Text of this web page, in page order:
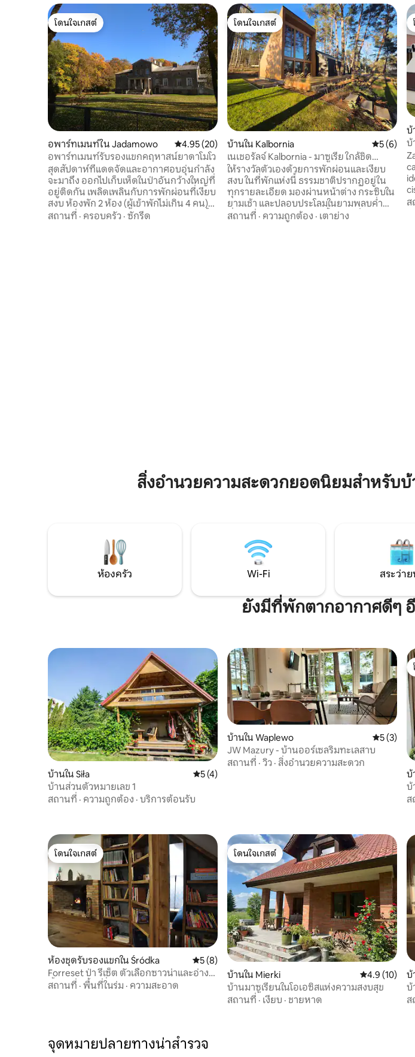
โดนใจเกสต์
โดนใจเกสต์
อพาร์ทเมนท์ใน Jadamowo คะแนนเฉลี่ย 4.95 จาก 5, 20 รีวิว
4.95 (20)
อพาร์ทเมนท์รับรองแขกคฤหาสน์ยาดาโมโว
สุดสัปดาห์ที่แดดจัดและอากาศอบอุ่นกำลัง
จะมาถึง ออกไปเก็บเห็ดในป่าอันกว้างใหญ่ที่
อยู่ติดกัน เพลิดเพลินกับการพักผ่อนที่เงียบ
สงบ ห้องพัก 2 ห้อง (ผู้เข้าพักไม่เกิน 4 คน)
ในปีกของบ้านเก่าริมทะเลสาบมิลโน ห้องน้ำ
สถานที่ · ครอบครัว · ซักรีด
โดนใจเกสต์
โดนใจเกสต์
บ้านใน Kalbornia คะแนนเฉลี่
5 (6)
เนเชอรัลจ์ Kalbornia - มาซูเรีย ใกล้ชิด
ธรรมชาติ
ให้รางวัลตัวเองด้วยการพักผ่อนและเงียบ
สงบ ในที่พักแห่งนี้ ธรรมชาติปรากฏอยู่ใน
ทุกรายละเอียด มองผ่านหน้าต่าง กระซิบใน
ยามเช้า และปลอบประโลมในยามพลบค่ำ
ที่พักล้อมรอบด้วยป่าสน ตั้งอยู่ริมฝั่ง
ทะเลสาบดอมโบรวาเวียลกา ซึ่งเป็นส่วนหนึ่ง
สถานที่ · ความถูกต้อง · เตาย่าง
บ้
บ้
ส
สิ่งอำนวยความสะดวกยอดนิยมสำหรับบ้
ห้องครัว Wi-Fi สระว่าย
ยังมีที่พักตากอากาศดีๆ อี
บ้านใน Siła คะแนนเฉลี่ย 5 จาก 5, 4 รีวิว
5 (4)
บ้านส่วนตัวหมายเลข 1
สถานที่ · ความถูกต้อง · บริการต้อนรับ
บ้านใน Waplewo คะแนนเฉ
5 (3)
JW Mazury - บ้านออร์เซลริมทะเลสาบ
สถานที่ · วิว · สิ่งอำนวยความสะดวก
บ้
บ้
ส
โดนใจเกสต์
โดนใจเกสต์
ห้องชุดรับรองแขกใน Śródka คะแนนเฉลี่ย 5 จาก 5, 8 รีวิว
5 (8)
Forreset ป่า รีเซ็ต ตัวเลือกซาวน่าและอ่าง
น้ำร้อน/จากุซซี่
สถานที่ · พื้นที่ในร่ม · ความสะอาด
โดนใจเกสต์
โดนใจเกสต์
บ้านใน Mierki คะแนนเฉลี่ย
4.9 (10)
บ้านมาซูเรียนในโอเอซิสแห่งความสงบสุข
สถานที่ · เงียบ · ชายหาด
บ้
บ้
ส
จุดหมายปลายทางน่าสำรวจ